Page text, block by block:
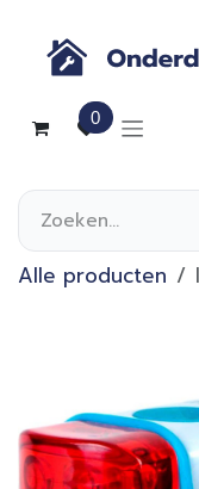
0
Alle producten